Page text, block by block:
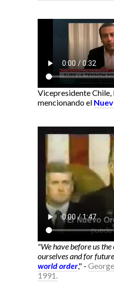
Vicepresidente
mencionando el
"We have before us
ourselves and for
world order," -
1991.